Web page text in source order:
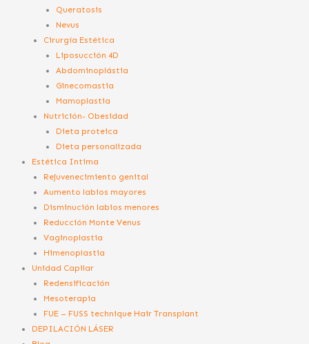
Queratosis
Nevus
Cirurgía Estética
Liposucción 4D
Abdominoplástia
Ginecomastia
Mamoplastia
Nutrición- Obesidad
Dieta proteica
Dieta personalizada
Estética Intima
Rejuvenecimiento genital
Aumento labios mayores
Disminución labios menores
Reducción Monte Venus
Vaginoplastia
Himenoplastia
Unidad Capilar
Redensificación
Mesoterapia
FUE – FUSS technique Hair Transplant
DEPILACIÓN LÁSER